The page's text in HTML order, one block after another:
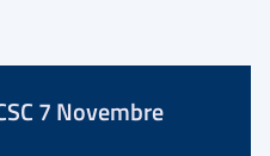
7 Novembre